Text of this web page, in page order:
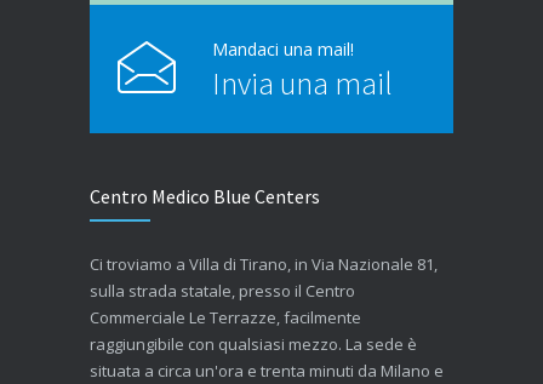
Mandaci una mail!
Invia una mail
Centro Medico Blue Centers
Ci troviamo a Villa di Tirano, in Via Nazionale 81,
sulla strada statale, presso il Centro
Commerciale Le Terrazze, facilmente
raggiungibile con qualsiasi mezzo. La sede è
situata a circa un'ora e trenta minuti da Milano e